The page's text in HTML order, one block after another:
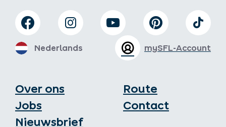
Over ons
Jobs
Nieuwsbrief
Route
Contact
mySFL-Account
Nederlands